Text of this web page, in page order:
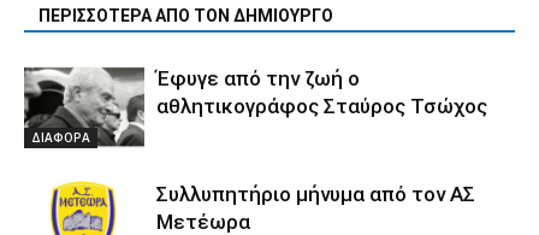
ΠΕΡΙΣΣΟΤΕΡΑ ΑΠΟ ΤΟΝ ΔΗΜΙΟΥΡΓΟ
ΔΙΑΦΟΡΑ
Έφυγε από την ζωή ο
αθλητικογράφος Σταύρος Τσώχος
Συλλυπητήριο μήνυμα από τον ΑΣ
Μετέωρα